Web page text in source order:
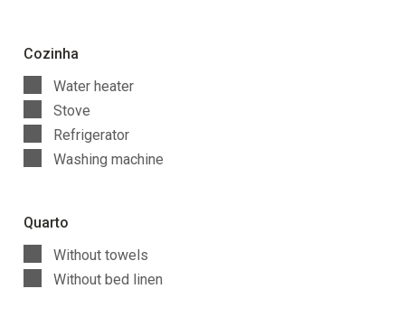
Cozinha
Water heater
Stove
Refrigerator
Washing machine
Quarto
Without towels
Without bed linen